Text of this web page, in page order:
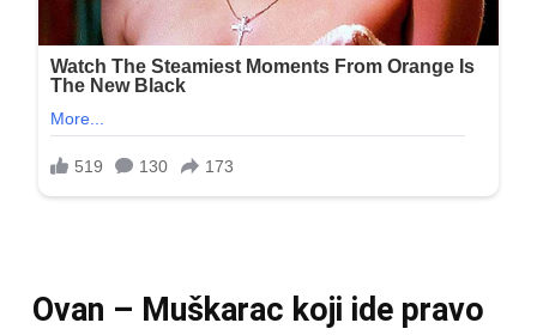
Ovan – Muškarac koji ide pravo